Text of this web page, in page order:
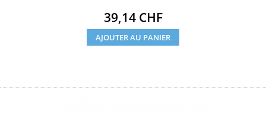
Prix
39,14 CHF
AJOUTER AU PANIER